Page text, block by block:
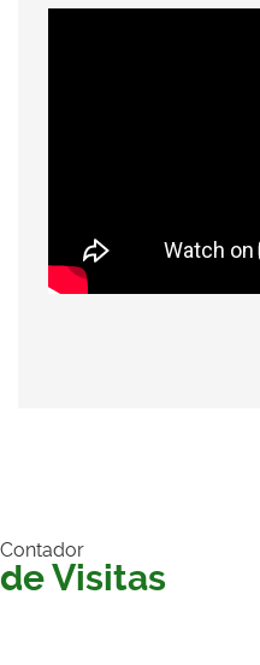
Contador
de Visitas